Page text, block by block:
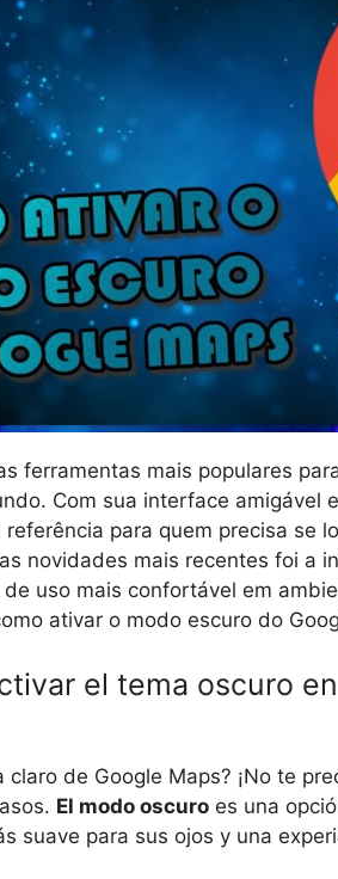
ferramentas mais populares
Com sua interface amigável
para quem precisa se
novidades mais recentes foi a
uso mais confortável em
ativar o modo escuro do
el tema oscuro
de Google Maps? ¡No te
El modo oscuro es una
suave para sus ojos y una